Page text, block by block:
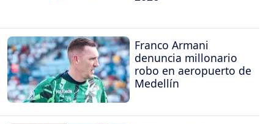
Franco Armani
denuncia millonario
robo en aeropuerto de
Medellín